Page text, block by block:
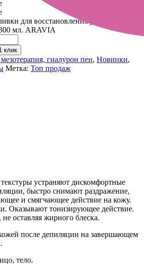
для восстановления рН кожи с
мл. ARAVIA
клик
гиалурон пен, Новинки,
Метка: Топ продаж
устраняют дискомфортные
быстро снимают раздражение,
и смягчающее действие на кожу.
Оказывают тонизирующее действие.
оставляя жирного блеска.
после депиляции на завершающем
тело.